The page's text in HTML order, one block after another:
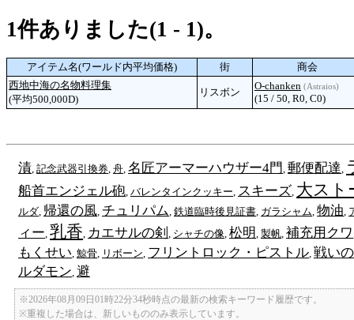
1件ありました(1 - 1)。
アイテム名(ワールド内平均価格) 街
商会
西地中海の名物料理集
(平均500,000D)
リスボン
O-chanken (Astraios)
(15 / 50, R0, C0)
漬 記念武器引換券 舟 名匠アーマーハウザー4門 郵便配達
船首エンジェル砲 バレンタインクッキー スキーズ 大スト
ルダ 帰還の風 チュリパム 鉄道臨時後見証書 ガラシャム 物油
ィー 乳香 カエサルの剣 シャチの像 松明 製帆 補充用クワ
もくせい 鯨骨 リボーン フリントロック・ピストル 戦い
ルダモン 避
※2026年08月09日01時22分34秒時点の最新の検索キーワード履歴です。
※重複した場合は、新しいもののみ表示しています。